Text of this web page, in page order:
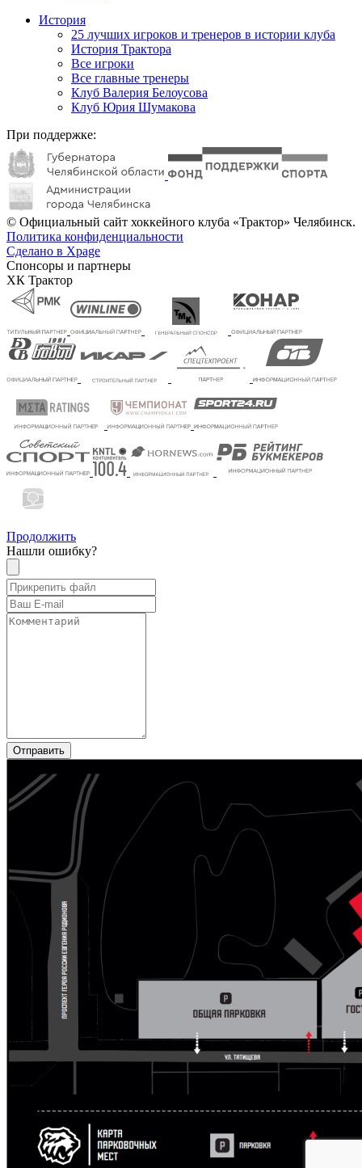
История
25 лучших игроков и тренеров в истории клуба
История Трактора
Все игроки
Все главные тренеры
Клуб Валерия Белоусова
Клуб Юрия Шумакова
При поддержке:
© Официальный сайт хоккейного клуба «Трактор» Челябинск.
Политика конфиденциальности
Сделано в Xpage
Спонсоры и партнеры
ХК Трактор
Продолжить
Нашли ошибку?